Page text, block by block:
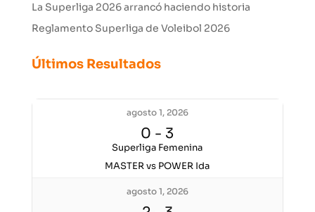
La Superliga 2026 arrancó haciendo historia
Reglamento Superliga de Voleibol 2026
Últimos Resultados
agosto 1, 2026
0 - 3
Superliga Femenina
MASTER vs POWER Ida
agosto 1, 2026